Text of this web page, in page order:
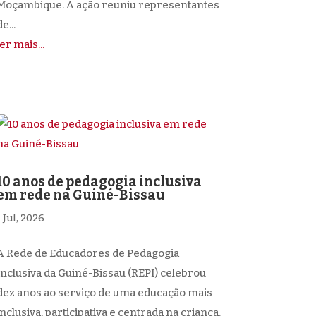
A ação reuniu representantes
mais...
anos de pedagogia inclusiva
rede na Guiné-Bissau
Jul, 2026
Rede de Educadores de Pedagogia
da Guiné-Bissau (REPI) celebrou
anos ao serviço de uma educação mais
participativa e centrada na criança.